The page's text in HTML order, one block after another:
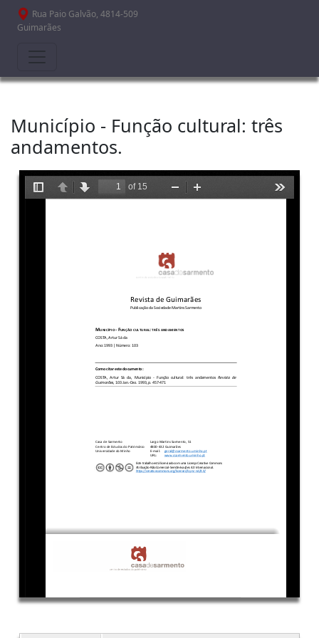
Passar para o conteúdo principal
Rua Paio Galvão, 4814-509
Guimarães
Município - Função cultural: três
andamentos.